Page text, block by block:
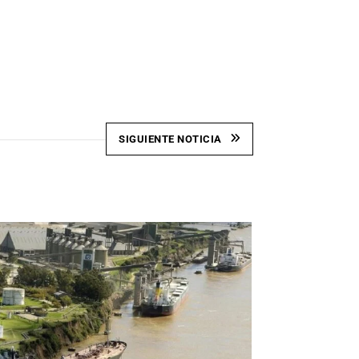
SIGUIENTE NOTICIA